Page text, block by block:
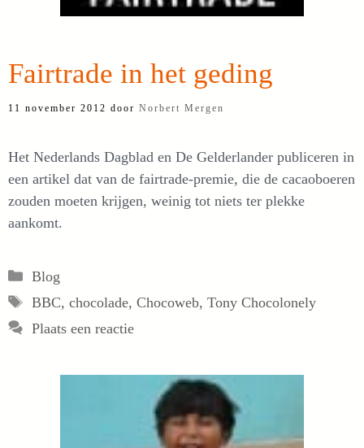
Fairtrade in het geding
11 november 2012 door Norbert Mergen
Het Nederlands Dagblad en De Gelderlander publiceren in
een artikel dat van de fairtrade-premie, die de cacaoboeren
zouden moeten krijgen, weinig tot niets ter plekke
aankomt.
Categorieën
Blog
Tags
BBC, chocolade, Chocoweb, Tony Chocolonely
Plaats een reactie